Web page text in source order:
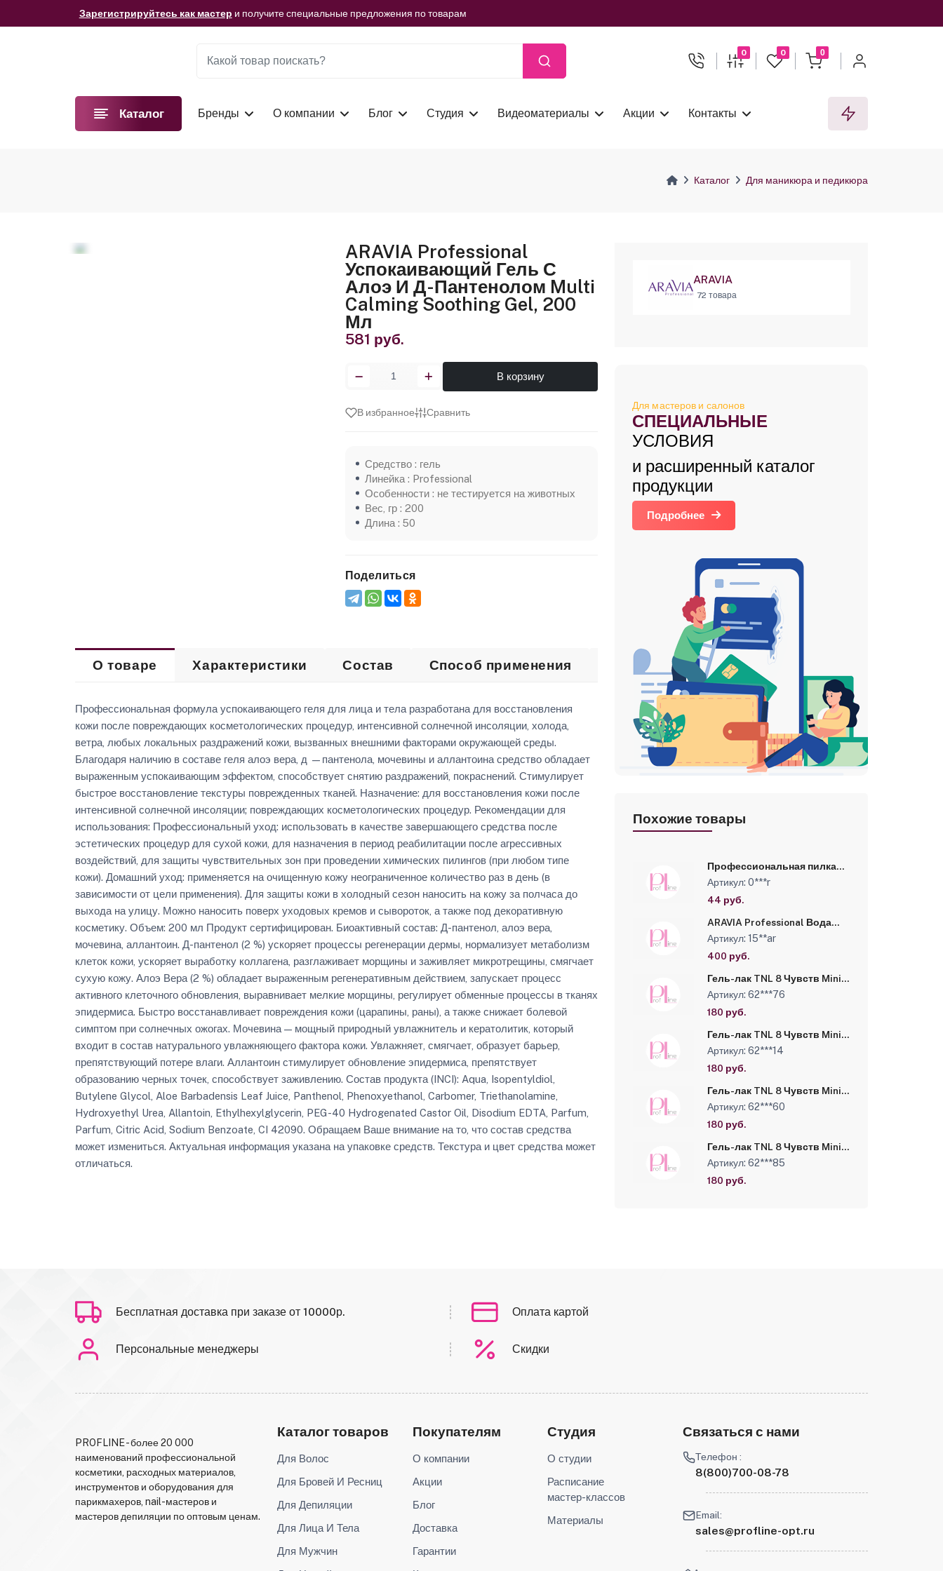
Зарегистрируйтесь как мастер и получите специальные предложения по товарам
Мы подготовили для вас видеоматериалы! Смотреть сейчас
0 0 0
Каталог Бренды О компании Блог Студия Видеоматериалы Акции Контакты
Каталог Для маникюра и педикюра
ARAVIA Professional
Успокаивающий Гель С
Алоэ И Д-Пантенолом Multi
Calming Soothing Gel, 200
Мл
581 руб.
В корзину
В избранное Сравнить
Средство : гель
Линейка : Professional
Особенности : не тестируется на животных
Вес, гр : 200
Длина : 50
Поделиться
О товаре Характеристики Состав Способ применения Отзывы
Профессиональная формула успокаивающего геля для лица и тела разработана для восстановления
кожи после повреждающих косметологических процедур, интенсивной солнечной инсоляции, холода,
ветра, любых локальных раздражений кожи, вызванных внешними факторами окружающей среды.
Благодаря наличию в составе геля алоэ вера, д —пантенола, мочевины и аллантоина средство обладает
выраженным успокаивающим эффектом, способствует снятию раздражений, покраснений. Стимулирует
быстрое восстановление текстуры поврежденных тканей. Назначение: для восстановления кожи после
интенсивной солнечной инсоляции; повреждающих косметологических процедур. Рекомендации для
использования: Профессиональный уход: использовать в качестве завершающего средства после
эстетических процедур для сухой кожи, для назначения в период реабилитации после агрессивных
воздействий, для защиты чувствительных зон при проведении химических пилингов (при любом типе
кожи). Домашний уход: применяется на очищенную кожу неограниченное количество раз в день (в
зависимости от цели применения). Для защиты кожи в холодный сезон наносить на кожу за полчаса до
выхода на улицу. Можно наносить поверх уходовых кремов и сывороток, а также под декоративную
косметику. Объем: 200 мл Продукт сертифицирован. Биоактивный состав: Д-пантенол, алоэ вера,
мочевина, аллантоин. Д-пантенол (2 %) ускоряет процессы регенерации дермы, нормализует метаболизм
клеток кожи, ускоряет выработку коллагена, разглаживает морщины и заживляет микротрещины, смягчает
сухую кожу. Алоэ Вера (2 %) обладает выраженным регенеративным действием, запускает процесс
активного клеточного обновления, выравнивает мелкие морщины, регулирует обменные процессы в тканях
эпидермиса. Быстро восстанавливает повреждения кожи (царапины, раны), а также снижает болевой
симптом при солнечных ожогах. Мочевина — мощный природный увлажнитель и кератолитик, который
входит в состав натурального увлажняющего фактора кожи. Увлажняет, смягчает, образует барьер,
препятствующий потере влаги. Аллантоин стимулирует обновление эпидермиса, препятствует
образованию черных точек, способствует заживлению. Состав продукта (INCI): Aqua, Isopentyldiol,
Butylene Glycol, Aloe Barbadensis Leaf Juice, Panthenol, Phenoxyethanol, Carbomer, Triethanolamine,
Hydroxyethyl Urea, Allantoin, Ethylhexylglycerin, PEG-40 Hydrogenated Castor Oil, Disodium EDTA, Parfum,
Parfum, Citric Acid, Sodium Benzoate, CI 42090. Обращаем Ваше внимание на то, что состав средства
может измениться. Актуальная информация указана на упаковке средств. Текстура и цвет средства может
отличаться.
ARAVIA
72 товара
Для мастеров и салонов
СПЕЦИАЛЬНЫЕ
УСЛОВИЯ
и расширенный каталог
продукции
Подробнее
Похожие товары
Профессиональная пилка
для искусственных ногтей
(серая, полукруглая,
150/180) №0566
Артикул: 0***r
44 руб.
ARAVIA Professional Вода
косметическая с
биофлавоноидами
Mineralized Cosmetic Water,
Артикул: 15**ar
400 руб.
Гель-лак TNL 8 Чувств Mini
№272 - пастельная орхидея
(6 мл)
Артикул: 62***76
180 руб.
Гель-лак TNL 8 Чувств Mini
№231 - малиновый джем (6
мл)
Артикул: 62***14
180 руб.
Гель-лак TNL 8 Чувств Mini
№067 - яркий малиновый (6
мл)
Артикул: 62***60
180 руб.
Гель-лак TNL 8 Чувств Mini
№022 - персидский
розовый (6 мл)
Артикул: 62***85
180 руб.
Бесплатная доставка при заказе от 10000р. Оплата картой
Персональные менеджеры Скидки
PROFLINE - более 20 000
наименований профессиональной
косметики, расходных материалов,
инструментов и оборудования для
парикмахеров, nail-мастеров и
мастеров депиляции по оптовым ценам.
Каталог товаров
Для Волос
Для Бровей И Ресниц
Для Депиляции
Для Лица И Тела
Для Мужчин
Покупателям
О компании
Акции
Блог
Доставка
Гарантии
Студия
О студии
Расписание
мастер-классов
Материалы
Связаться с нами
Телефон :
8(800)700-08-78
Email:
sales@profline-opt.ru